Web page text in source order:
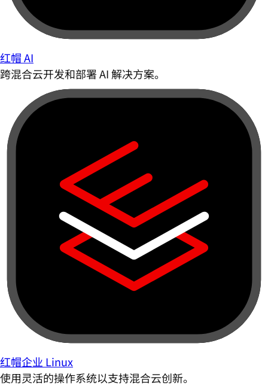
红帽 AI
跨混合云开发和部署 AI 解决方案。
红帽企业 Linux
使用灵活的操作系统以支持混合云创新。